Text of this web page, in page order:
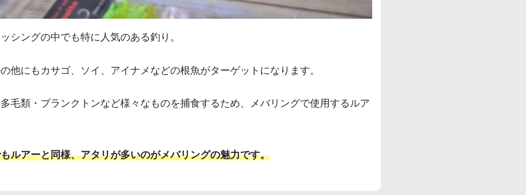
シングの中でも特に人気のある釣り。
他にもカサゴ、ソイ、アイナメなどの根魚がターゲットになります。
毛類・プランクトンなど様々なものを捕食するため、メバリングで使用するルア
ルアーと同様、アタリが多いのがメバリングの魅力です。